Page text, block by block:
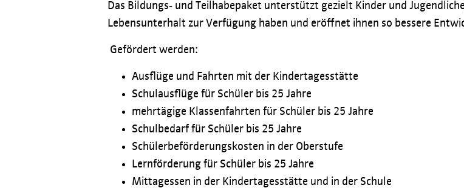
Das Bildungs‐ und Teilhabepaket unterstützt gezielt Kinder und
Lebensunterhalt zur Verfügung haben und eröffnet ihnen so bessere
Gefördert werden:
Ausflüge und Fahrten mit der Kindertagesstätte
Schulausflüge für Schüler bis 25 Jahre
mehrtägige Klassenfahrten für Schüler bis 25 Jahre
Schulbedarf für Schüler bis 25 Jahre
Schülerbeförderungskosten in der Oberstufe
Lernförderung für Schüler bis 25 Jahre
Mittagessen in der Kindertagesstätte und in der Schule